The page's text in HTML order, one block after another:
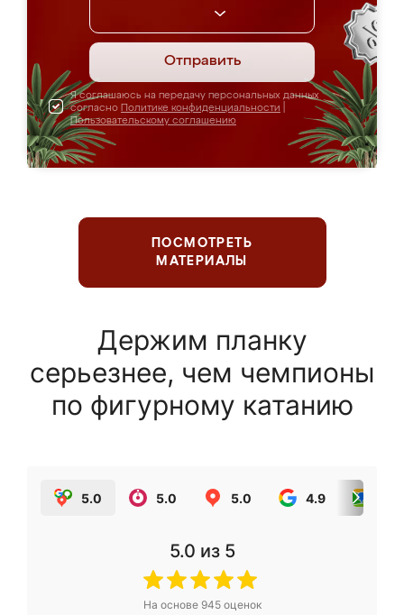
Отправить
Я соглашаюсь на передачу персональных данных
согласно Политике конфиденциальности
Пользовательскому соглашению
ПОСМОТРЕТЬ
МАТЕРИАЛЫ
Держим планку
серьезнее, чем чемпионы
по фигурному катанию
5.0 5.0 5.0 4.9
5.0 из 5
На основе 945оценок